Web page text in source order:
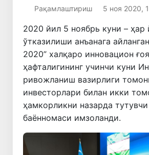
Рақамлаштириш 5 ноя 2020,
2020 йил 5 ноябрь куни – ҳар
ўтказилиши анъанага
2020” халқаро инновацион
ҳафталигининг учинчи куни
ривожланиш вазирлиги
инвесторлари билан икки
ҳамкорликни назарда
баённомаси имзоланди.